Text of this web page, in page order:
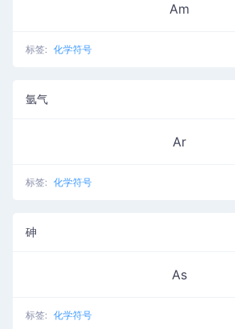
Am
标签: 化学符号
氩气
Ar
标签: 化学符号
砷
As
标签: 化学符号